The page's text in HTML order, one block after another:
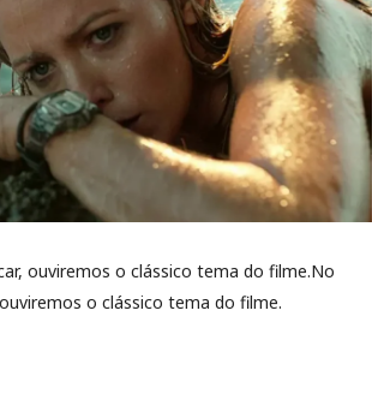
ouviremos o clássico tema do filme.No
o clássico tema do filme.